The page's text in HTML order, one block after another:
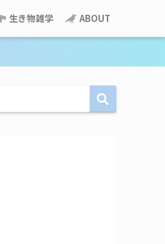
生き物雑学 ABOUT